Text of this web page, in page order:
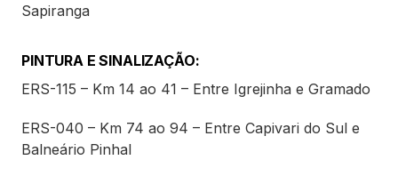
Sapiranga
PINTURA E SINALIZAÇÃO:
ERS-115 – Km 14 ao 41 – Entre Igrejinha e Gramado
ERS-040 – Km 74 ao 94 – Entre Capivari do Sul e
Balneário Pinhal